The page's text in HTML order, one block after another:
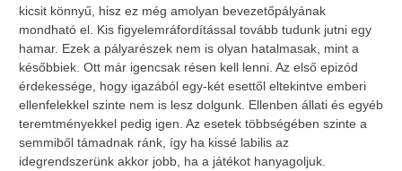
kicsit könnyű, hisz ez még amolyan bevezetőpályának
mondható el. Kis figyelemráfordítással tovább tudunk jutni egy
hamar. Ezek a pályarészek nem is olyan hatalmasak, mint a
későbbiek. Ott már igencsak résen kell lenni. Az első epizód
érdekessége, hogy igazából egy-két esettől eltekintve emberi
ellenfelekkel szinte nem is lesz dolgunk. Ellenben állati és egyéb
teremtményekkel pedig igen. Az esetek többségében szinte a
semmiből támadnak ránk, így ha kissé labilis az
idegrendszerünk akkor jobb, ha a játékot hanyagoljuk.